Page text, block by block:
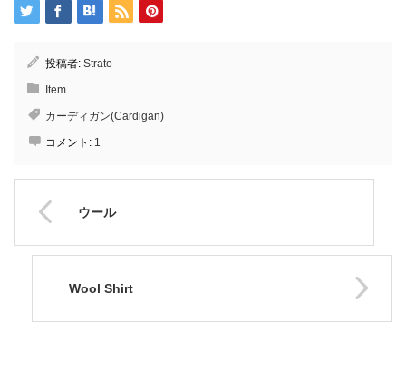
投稿者: Strato
Item
カーディガン(Cardigan)
コメント: 1
ウール
Wool Shirt